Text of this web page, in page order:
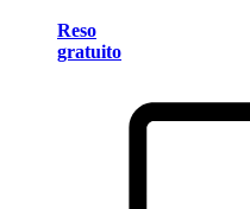
Reso
gratuito